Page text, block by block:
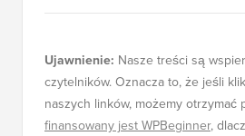
Ujawnienie: Nasze treści są
czytelników. Oznacza to, że jeśli
naszych linków, możemy otrzymać
finansowany jest WPBeginner,